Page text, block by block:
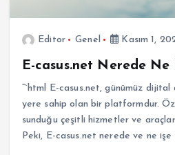
Editor Genel Kasım 1,
E-casus.net Nerede Ne
“`html E-casus.net, günümüz dijital
yere sahip olan bir platformdur.
sunduğu çeşitli hizmetler ve
Peki, E-casus.net nerede ve ne işe